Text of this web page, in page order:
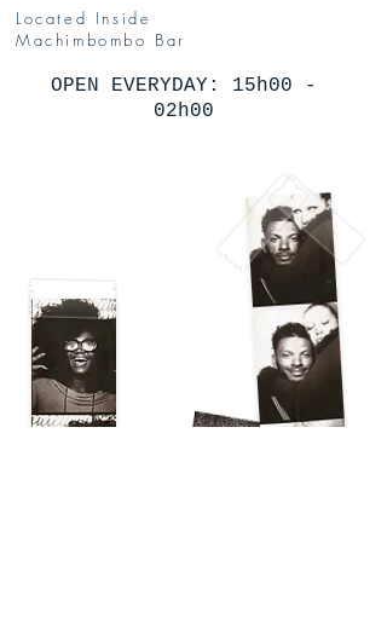
Located Inside
Machimbombo Bar
OPEN EVERYDAY: 15h00 -
02h00